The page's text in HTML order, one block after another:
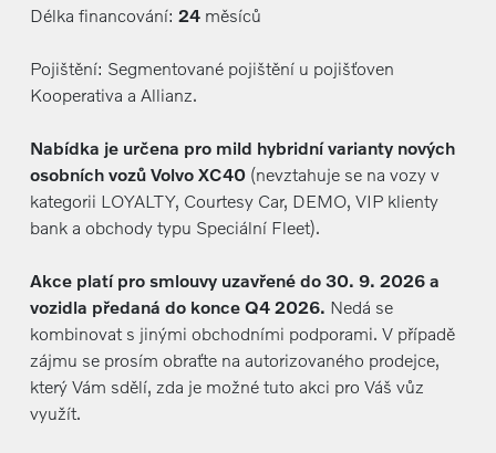
Délka financování: 24měsíců
Pojištění: Segmentované pojištění u pojišťoven
Kooperativa a Allianz.
Nabídka je určena pro mild hybridní varianty nových
osobních vozů Volvo XC40(nevztahuje se na vozy v
kategorii LOYALTY, Courtesy Car, DEMO, VIP klienty
bank a obchody typu Speciální Fleet).
Akce platí pro smlouvy uzavřené do 30. 9. 2026 a
vozidla předaná do konce Q4 2026. Nedá se
kombinovat s jinými obchodními podporami. V případě
zájmu se prosím obraťte na autorizovaného prodejce,
který Vám sdělí, zda je možné tuto akci pro Váš vůz
využít.